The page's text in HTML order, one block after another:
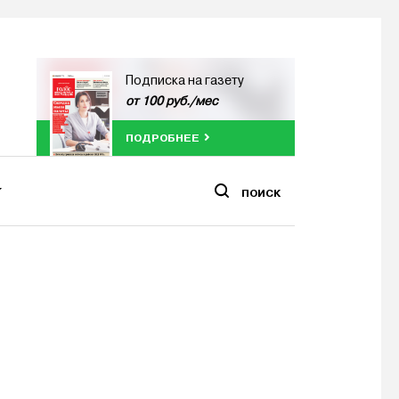
Подписка на газету
от 100 руб./мес
ПОДРОБНЕЕ
ПОИСК